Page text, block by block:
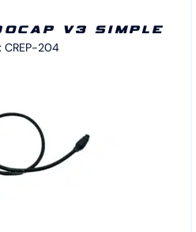
V3 SIMPLE
CREP-204